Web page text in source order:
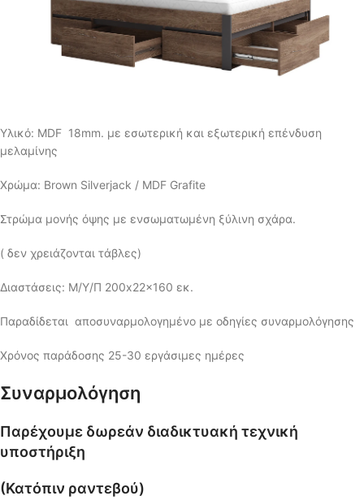
Υλικό: MDF 18mm. με εσωτερική και εξωτερική επένδυση
μελαμίνης
Χρώμα: Brown Silverjack / MDF Grafite
Στρώμα μονής όψης με ενσωματωμένη ξύλινη σχάρα.
( δεν χρειάζονται τάβλες)
Διαστάσεις: Μ/Υ/Π 200x22x160 εκ.
Παραδίδεται αποσυναρμολογημένο με οδηγίες συναρμολόγησης
Χρόνος παράδοσης 25-30 εργάσιμες ημέρες
Συναρμολόγηση
Παρέχουμε δωρεάν διαδικτυακή τεχνική
υποστήριξη
(Κατόπιν ραντεβού)